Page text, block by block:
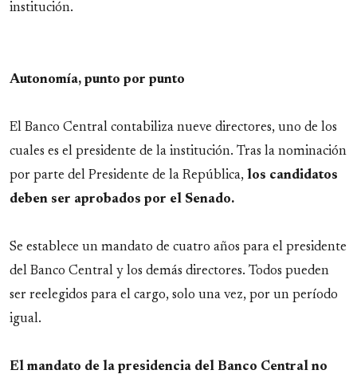
institución.
Autonomía, punto por punto
El Banco Central contabiliza nueve directores, uno de los
cuales es el presidente de la institución. Tras la nominación
por parte del Presidente de la República, los candidatos
deben ser aprobados por el Senado.
Se establece un mandato de cuatro años para el presidente
del Banco Central y los demás directores. Todos pueden
ser reelegidos para el cargo, solo una vez, por un período
igual.
El mandato de la presidencia del Banco Central no